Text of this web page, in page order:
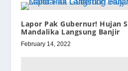
Lapor Pak Gubernur! Hujan
Mandalika Langsung Banjir
February 14, 2022